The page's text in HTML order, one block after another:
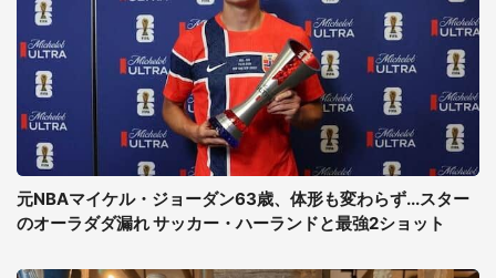
元NBAマイケル・ジョーダン63歳、体形も変わらず...スター
のオーラダダ漏れ サッカー・ハーランドと最強2ショット